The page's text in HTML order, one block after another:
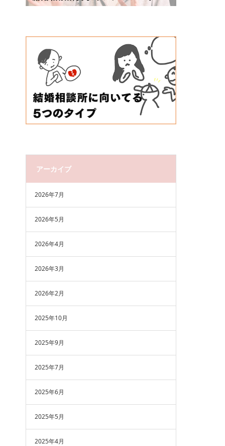
アーカイブ
2026年7月
2026年5月
2026年4月
2026年3月
2026年2月
2025年10月
2025年9月
2025年7月
2025年6月
2025年5月
2025年4月